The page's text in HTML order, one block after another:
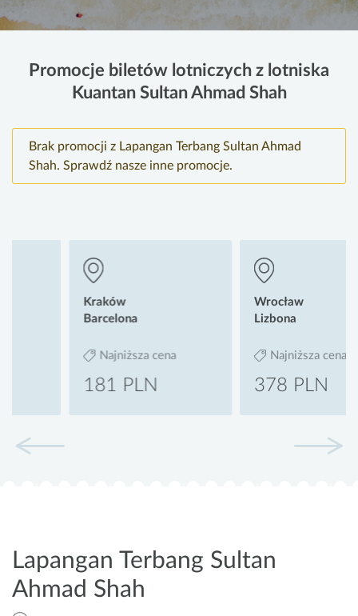
Promocje biletów lotniczych z lotniska
Kuantan Sultan Ahmad Shah
Brak promocji z Lapangan Terbang Sultan Ahmad
Shah. Sprawdź nasze inne promocje.
Najniższa cena
181 PLN
Najniższa cena
378 PLN
Lapangan Terbang Sultan
Ahmad Shah